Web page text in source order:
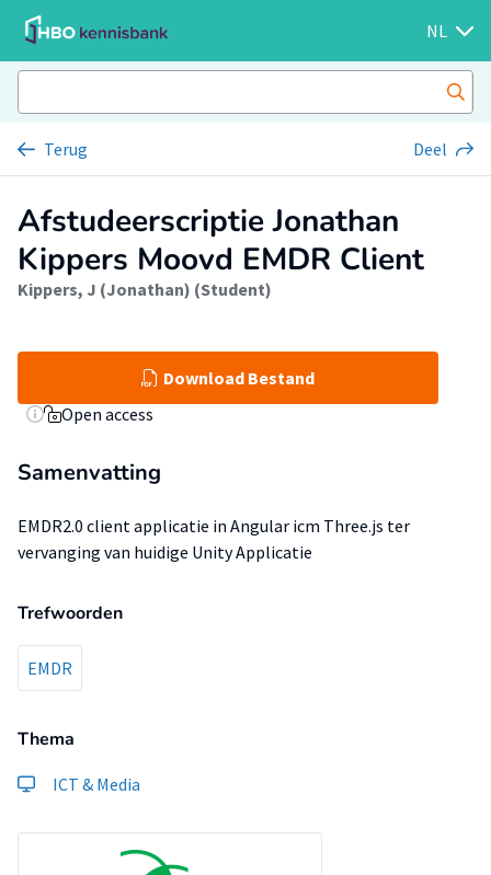
NL
Terug Deel
Afstudeerscriptie Jonathan
Kippers Moovd EMDR Client
Kippers, J (Jonathan) (Student)
Download Bestand
Open access
Samenvatting
EMDR2.0 client applicatie in Angular icm Three.js ter
vervanging van huidige Unity Applicatie
Trefwoorden
EMDR
Thema
ICT & Media